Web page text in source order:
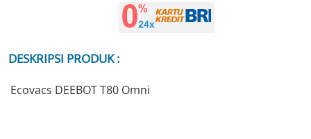
DESKRIPSI PRODUK :
Ecovacs DEEBOT T80 Omni